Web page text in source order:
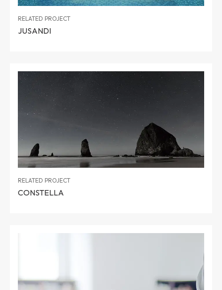
RELATED PROJECT
JUSANDI
RELATED PROJECT
CONSTELLA